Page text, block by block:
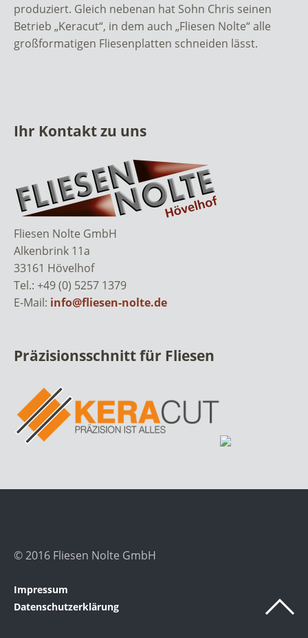
produziert. Gleich nebenan hat Sohn Chris seinen
Betrieb „Keracut“, in dem auch „Fliesen Nolte“ alle
großformatigen Fliesenplatten schneiden lässt.
Ihr Kontakt zu uns
Fliesen Nolte GmbH
Alkenbrink 11a
33161 Hövelhof
Tel.: +49 (0) 5257 1379
E-Mail: info@fliesen-nolte.de
Präzisionsschnitt für Fliesen
© 2016 Fliesen Nolte GmbH
Impressum
Datenschutzerklärung